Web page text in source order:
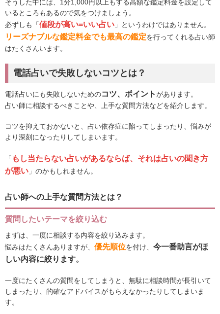
そうした中には、1分1,000円以上もする高額な鑑定料金を設定して
いるところもあるので気をつけましょう。
必ずしも「値段が高い=いい占い 」というわけではありません。
リーズナブルな鑑定料金でも最高の鑑定を行ってくれる占い師
はたくさんいます。
電話占いで失敗しないコツとは？
電話占いにも失敗しないためのコツ、ポイントがあります。
占い師に相談するべきことや、上手な質問方法などを紹介します。
コツを抑えておかないと、占い依存症に陥ってしまったり、悩みが
より深刻になったりしてしまいます。
「 もし当たらない占いがあるならば、それは占いの聞き方
が悪い 」のかもしれません。
占い師への上手な質問方法とは？
質問したいテーマを絞り込む
まずは、一度に相談する内容を絞り込みます。
悩みはたくさんありますが、 優先順位を付け、 今一番助言がほ
しい内容に絞ります。
一度にたくさんの質問をしてしまうと、無駄に相談時間が長引いて
しまったり、的確なアドバイスがもらえなかったりしてしまいま
す。